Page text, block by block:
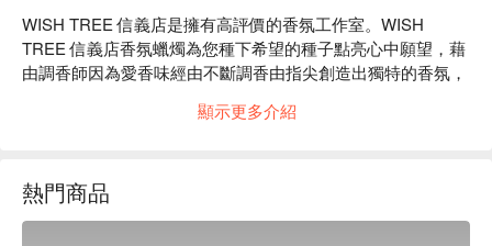
WISH TREE 信義店是擁有高評價的香氛工作室。WISH
TREE 信義店香氛蠟燭為您種下希望的種子點亮心中願望，藉
由調香師因為愛香味經由不斷調香由指尖創造出獨特的香氛，
WISH TREE 信義店體驗內容：香氛蠟燭、擴香瓶WISH
即可抵達。現場準備 70 幾種香氛精油，就是要讓味道挑惕的
你，慢慢調配出專屬於你獨一無二的味道。
顯示更多介紹
熱門商品